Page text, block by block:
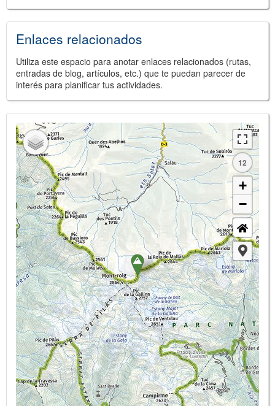
Enlaces relacionados
Utiliza este espacio para anotar enlaces relacionados (rutas,
entradas de blog, artículos, etc.) que te puedan parecer de
interés para planificar tus actividades.
12
+
−